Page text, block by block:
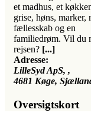
et madhus, et
grise, høns, marker,
fællesskab og en
familiedrøm. Vil du
rejsen? [...]
Adresse:
LilleSyd ApS, ,
4681 Køge,
Oversigtskort